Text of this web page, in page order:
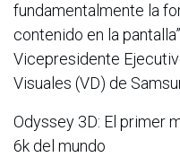
fundamentalmente la
contenido en la
Vicepresidente
Visuales (VD) de
Odyssey 3D: El primer
6k del mundo